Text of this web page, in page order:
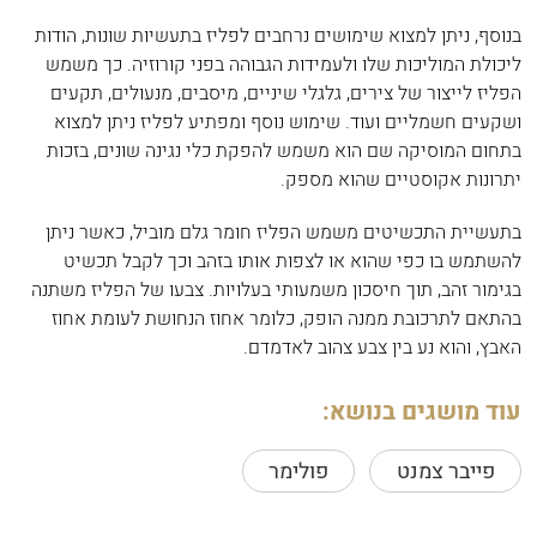
בנוסף, ניתן למצוא שימושים נרחבים לפליז בתעשיות שונות, הודות
ליכולת המוליכות שלו ולעמידות הגבוהה בפני קורוזיה. כך משמש
הפליז לייצור של צירים, גלגלי שיניים, מיסבים, מנעולים, תקעים
ושקעים חשמליים ועוד. שימוש נוסף ומפתיע לפליז ניתן למצוא
בתחום המוסיקה שם הוא משמש להפקת כלי נגינה שונים, בזכות
יתרונות אקוסטיים שהוא מספק.
בתעשיית התכשיטים משמש הפליז חומר גלם מוביל, כאשר ניתן
להשתמש בו כפי שהוא או לצפות אותו בזהב וכך לקבל תכשיט
בגימור זהב, תוך חיסכון משמעותי בעלויות. צבעו של הפליז משתנה
בהתאם לתרכובת ממנה הופק, כלומר אחוז הנחושת לעומת אחוז
האבץ, והוא נע בין צבע צהוב לאדמדם.
עוד מושגים בנושא:
פייבר צמנט פולימר